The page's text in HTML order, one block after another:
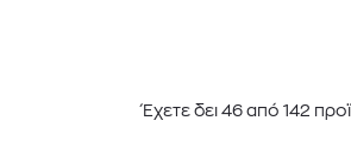
Έχετε δει 46από 142